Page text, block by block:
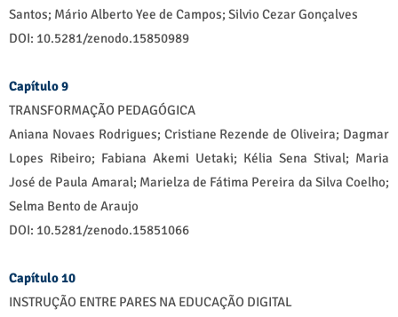
Santos; Mário Alberto Yee de Campos; Silvio Cezar Gonçalves
DOI: 10.5281/zenodo.15850989
Capítulo 9
TRANSFORMAÇÃO PEDAGÓGICA
Aniana Novaes Rodrigues; Cristiane Rezende de Oliveira; Dagmar
Lopes Ribeiro; Fabiana Akemi Uetaki; Kélia Sena Stival; Maria
José de Paula Amaral; Marielza de Fátima Pereira da Silva Coelho;
Selma Bento de Araujo
DOI: 10.5281/zenodo.15851066
Capítulo 10
INSTRUÇÃO ENTRE PARES NA EDUCAÇÃO DIGITAL